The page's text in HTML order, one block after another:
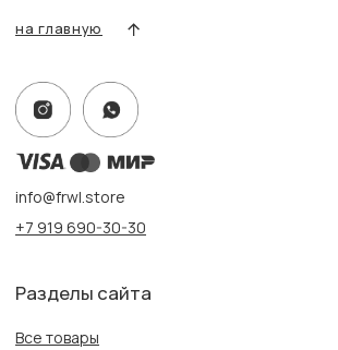
Информация
Политика конфиденциальности
Создание сайта
Адрес:
г. Казань, ул. Проспект Победы, 141 ТЦ МЕГА
ПН-ВС с 10:00 до 22:00